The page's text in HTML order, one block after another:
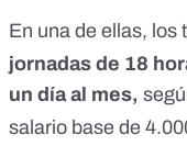
En una de ellas, los
jornadas de 18
un día al mes,
salario base de